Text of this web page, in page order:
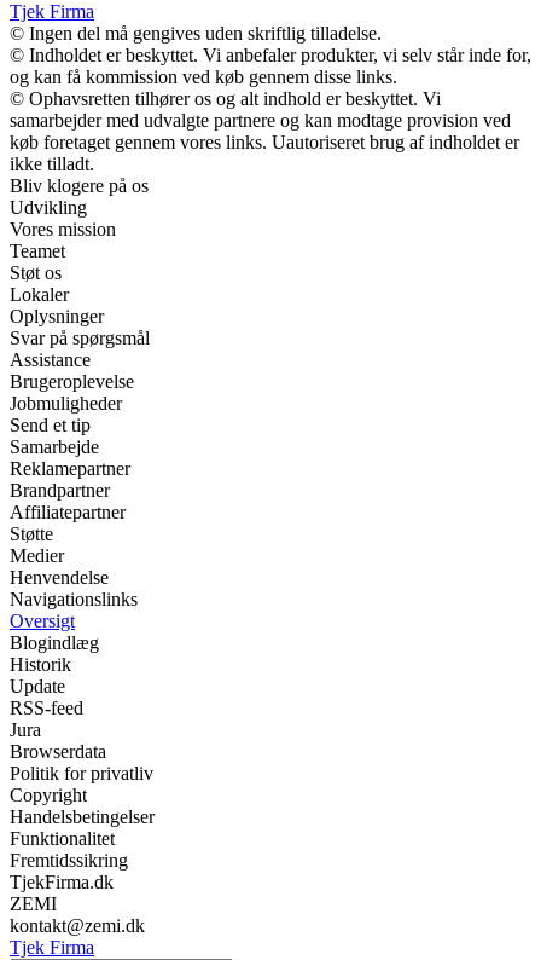
Tjek Firma
© Ingen del må gengives uden skriftlig tilladelse.
© Indholdet er beskyttet. Vi anbefaler produkter, vi selv står inde for,
og kan få kommission ved køb gennem disse links.
© Ophavsretten tilhører os og alt indhold er beskyttet. Vi
samarbejder med udvalgte partnere og kan modtage provision ved
køb foretaget gennem vores links. Uautoriseret brug af indholdet er
ikke tilladt.
Bliv klogere på os
Udvikling
Vores mission
Teamet
Støt os
Lokaler
Oplysninger
Svar på spørgsmål
Assistance
Brugeroplevelse
Jobmuligheder
Send et tip
Samarbejde
Reklamepartner
Brandpartner
Affiliatepartner
Støtte
Medier
Henvendelse
Navigationslinks
Oversigt
Blogindlæg
Historik
Update
RSS-feed
Jura
Browserdata
Politik for privatliv
Copyright
Handelsbetingelser
Funktionalitet
Fremtidssikring
TjekFirma.dk
ZEMI
kontakt@zemi.dk
Tjek Firma